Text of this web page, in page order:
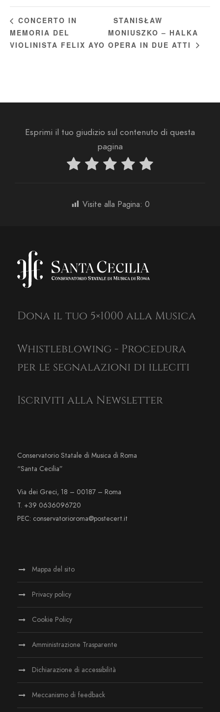
CONCERTO IN
MEMORIA DEL
VIOLINISTA FELIX AYO
STANISŁAW
MONIUSZKO – HALKA
OPERA IN DUE ATTI
Esprimi il tuo giudizio sul contenuto di questa
pagina
Visite alla Pagina: 0
Dona il tuo 5×1000 alla Musica
Whistleblowing - Procedura
per le segnalazioni di illeciti
Iscriviti alla Newsletter
Conservatorio Statale di Musica di Roma
“Santa Cecilia”
Via dei Greci, 18 – 00187 – Roma
T. +39 0636096720
PEC: conservatorioroma@postecert.it
Mappa del sito
Privacy policy
Cookie Policy
Amministrazione Trasparente
Dichiarazione di accessibilità
Meccanismo di feedback